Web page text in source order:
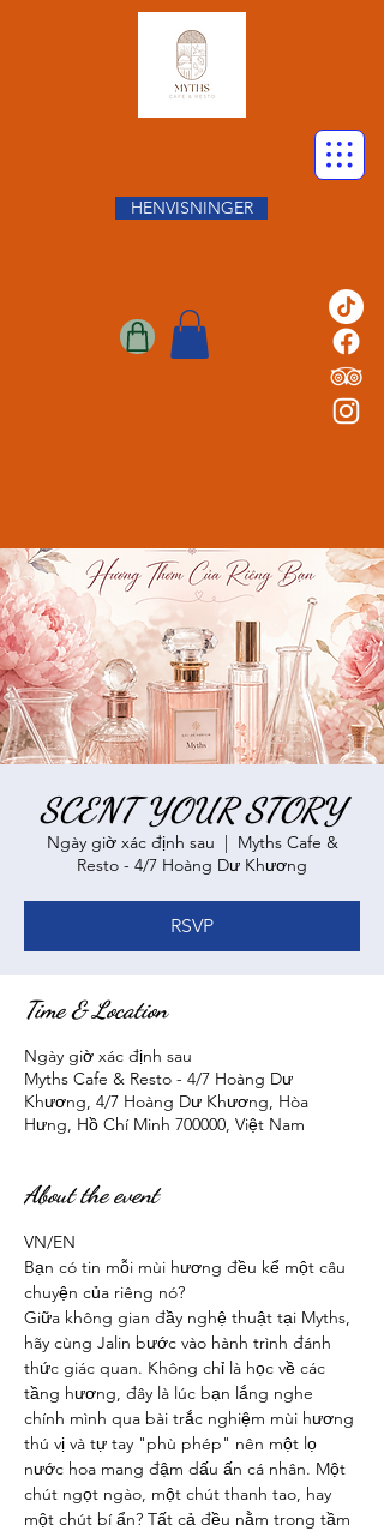
HENVISNINGER
SCENT YOUR STORY
Ngày giờ xác định sau
  |
Myths Cafe &
Resto - 4/7 Hoàng Dư Khương
RSVP
Time & Location
Ngày giờ xác định sau
Myths Cafe & Resto - 4/7 Hoàng Dư
Khương, 4/7 Hoàng Dư Khương, Hòa
Hưng, Hồ Chí Minh 700000, Việt Nam
About the event
VN/EN
Bạn có tin mỗi mùi hương đều kể một câu
chuyện của riêng nó?
Giữa không gian đầy nghệ thuật tại Myths,
hãy cùng Jalin bước vào hành trình đánh
thức giác quan. Không chỉ là học về các
tầng hương, đây là lúc bạn lắng nghe
chính mình qua bài trắc nghiệm mùi hương
thú vị và tự tay "phù phép" nên một lọ
nước hoa mang đậm dấu ấn cá nhân. Một
chút ngọt ngào, một chút thanh tao, hay
một chút bí ẩn? Tất cả đều nằm trong tầm